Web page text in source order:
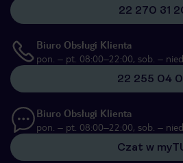
22 270 31
Biuro Obsługi Klienta
pon. – pt. 08:00–22:00, sob. –
22 255 04
Biuro Obsługi Klienta
pon. – pt. 08:00–22:00, sob. –
Czat w